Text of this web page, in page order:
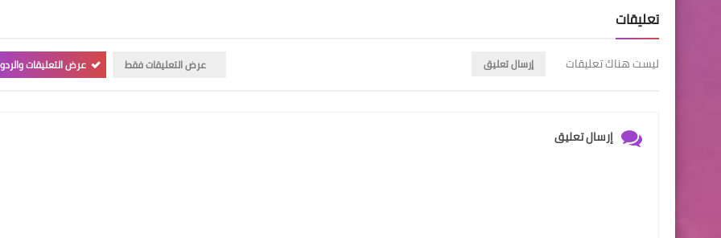
تعليقات
ليست هناك تعليقات إرسال تعليق عرض التعليقات فقط عرض التعليقات
إرسال تعليق